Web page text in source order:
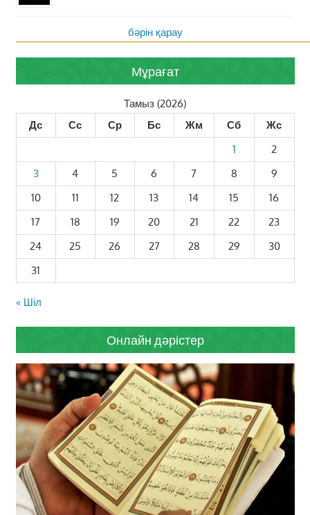
бәрін қарау
Мұрағат
Тамыз (2026)
Дс
Сс Ср Бс Жм Сб
Жс
1
2
3
4 5 6 7 8
9
10
11 12 13 14 15
16
17
18 19 20 21 22
23
24
25 26 27 28 29
30
31
« Шіл
Онлайн дәрістер